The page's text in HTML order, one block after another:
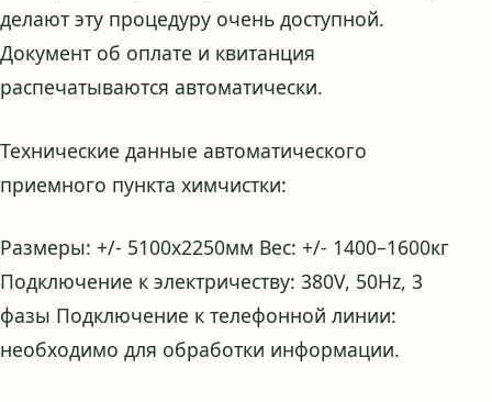
делают эту процедуру очень доступной.
Документ об оплате и квитанция
распечатываются автоматически.
Технические данные автоматического
приемного пункта химчистки:
Размеры: +/- 5100х2250мм Вес: +/- 1400–1600кг
Подключение к электричеству: 380V, 50Hz, 3
фазы Подключение к телефонной линии:
необходимо для обработки информации.